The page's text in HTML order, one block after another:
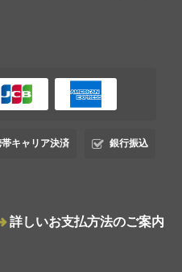
帯キャリア決済 銀行振込
詳しいお支払方法のご案内